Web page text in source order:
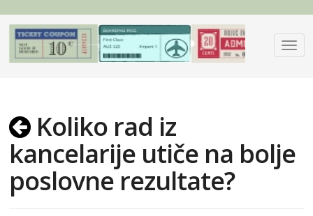
Koliko rad iz
kancelarije utiče na bolje
poslovne rezultate?